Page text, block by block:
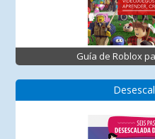
Guía de Roblox